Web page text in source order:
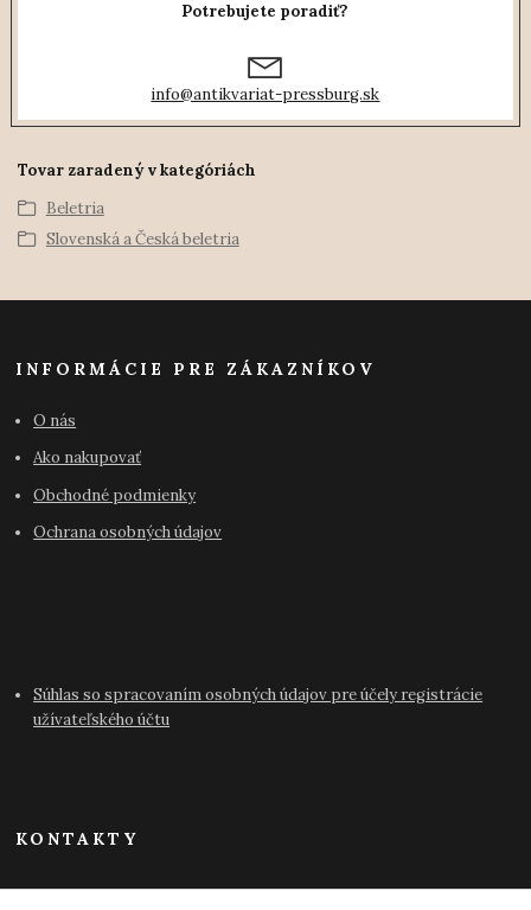
Potrebujete poradiť?
info@antikvariat-pressburg.sk
Tovar zaradený v kategóriách
Beletria
Slovenská a Česká beletria
INFORMÁCIE PRE ZÁKAZNÍKOV
O nás
Ako nakupovať
Obchodné podmienky
Ochrana osobných údajov
Súhlas so spracovaním osobných údajov pre účely registrácie
užívateľského účtu
KONTAKTY